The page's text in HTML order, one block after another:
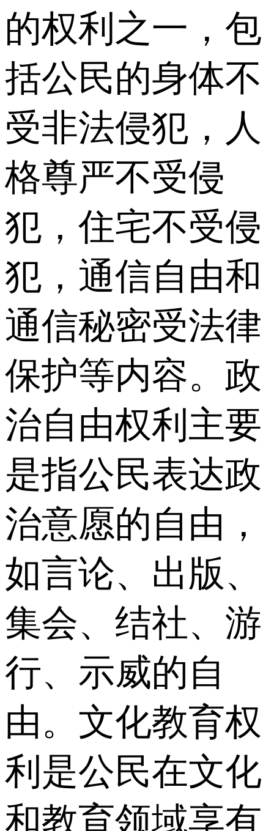
的权利之一，包
括公民的身体不
受非法侵犯，人
格尊严不受侵
犯，住宅不受侵
犯，通信自由和
通信秘密受法律
保护等内容。政
治自由权利主要
是指公民表达政
治意愿的自由，
如言论、出版、
集会、结社、游
行、示威的自
由。文化教育权
利是公民在文化
和教育领域享有